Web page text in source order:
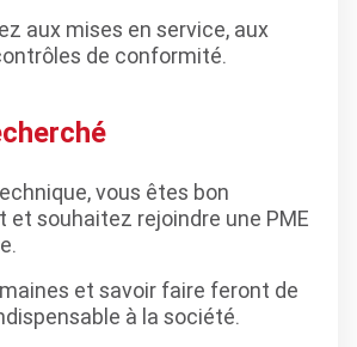
aux mises en service, aux
de conformité.
vous êtes bon
et souhaitez rejoindre une PME
et savoir faire feront de
à la société.